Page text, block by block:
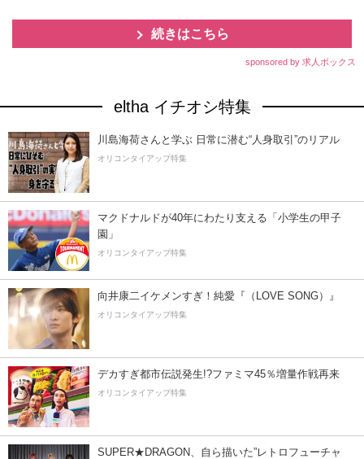
続きはこちら
sponsored by 求人ボックス
eltha イチオシ特集
川島海荷さんと学ぶ 日常に潜む“人身取引”のリアル
オリコンタイアップ特集
マクドナルドが40年にわたり支える「小学生の甲子
園」
オリコンタイアップ特集
向井康二イケメンすぎ！純愛『（LOVE SONG）』
オリコンタイアップ特集
デカすぎ都市伝説発生!?ファミマ45％増量作戦再来
オリコンタイアップ特集
SUPER★DRAGON、自ら描いた”レトロフューチャ